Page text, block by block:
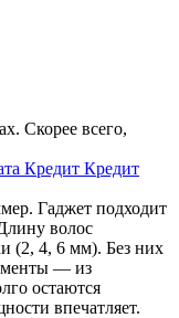
Скорее всего,
Кредит Кредит
Гаджет подходит
волос
(2, 4, 6 мм). Без них
— из
остаются
впечатляет.